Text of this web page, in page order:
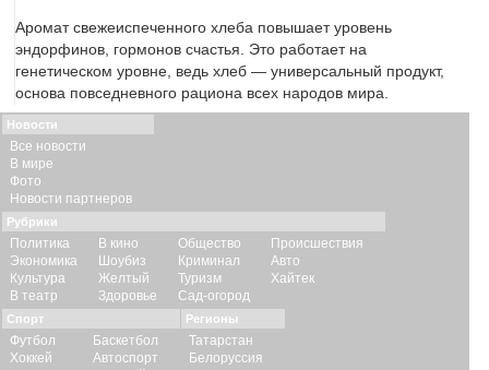
Аромат свежеиспеченного хлеба повышает уровень
эндорфинов, гормонов счастья. Это работает на
генетическом уровне, ведь хлеб — универсальный продукт,
основа повседневного рациона всех народов мира.
Новости
Все новости
В мире
Фото
Новости партнеров
Рубрики
Политика
Экономика
Культура
В театр
В кино
Шоубиз
Желтый
Здоровье
Общество
Криминал
Туризм
Сад-огород
Происшествия
Авто
Хайтек
Спорт
Футбол
Хоккей
Баскетбол
Автоспорт
Регионы
Татарстан
Белоруссия